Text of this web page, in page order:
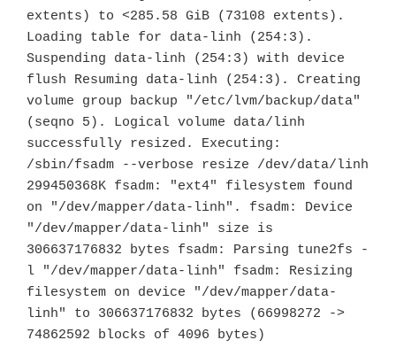
extents) to <285.58 GiB (73108 extents).
Loading table for data-linh (254:3).
Suspending data-linh (254:3) with device
flush Resuming data-linh (254:3). Creating
volume group backup "/etc/lvm/backup/data"
(seqno 5). Logical volume data/linh
successfully resized. Executing:
/sbin/fsadm --verbose resize /dev/data/linh
299450368K fsadm: "ext4" filesystem found
on "/dev/mapper/data-linh". fsadm: Device
"/dev/mapper/data-linh" size is
306637176832 bytes fsadm: Parsing tune2fs -
l "/dev/mapper/data-linh" fsadm: Resizing
filesystem on device "/dev/mapper/data-
linh" to 306637176832 bytes (66998272 ->
74862592 blocks of 4096 bytes)